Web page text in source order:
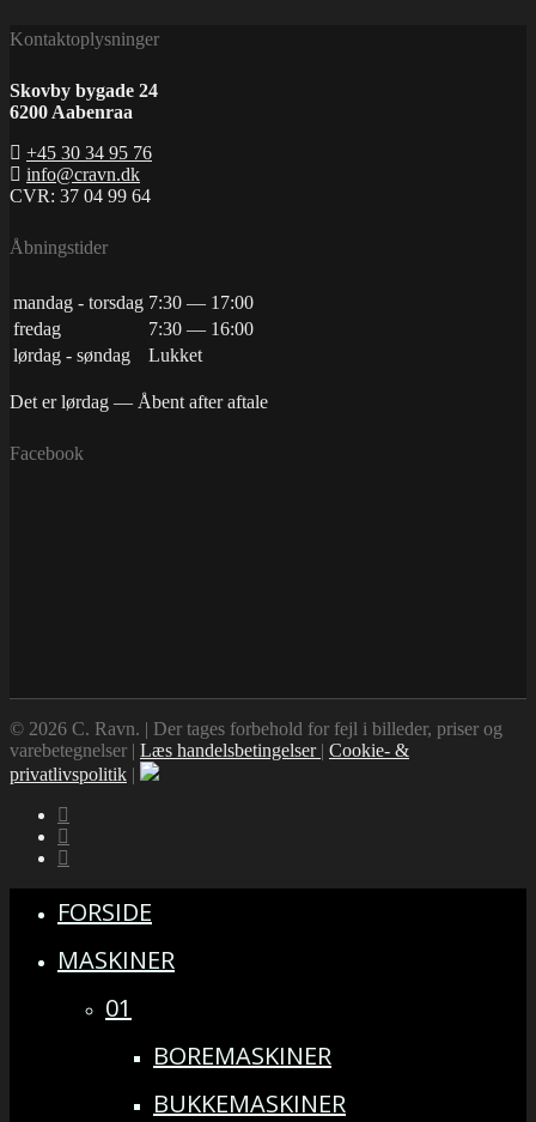
Kontaktoplysninger
Skovby bygade 24
6200 Aabenraa
+45 30 34 95 76
info@cravn.dk
CVR: 37 04 99 64
Åbningstider
mandag - torsdag 7:30 — 17:00
fredag
7:30 — 16:00
lørdag - søndag
Lukket
Det erlørdag — Åbent after aftale
Facebook
© 2026 C. Ravn. | Der tages forbehold for fejl i billeder, priser og
varebetegnelser | Læs handelsbetingelser | Cookie- &
privatlivspolitik |
FORSIDE
MASKINER
01
BOREMASKINER
BUKKEMASKINER